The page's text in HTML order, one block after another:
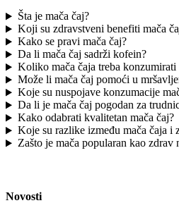
Šta je mača čaj?
Koji su zdravstveni benefiti mača
Kako se pravi mača čaj?
Da li mača čaj sadrži kofein?
Koliko mača čaja treba konzumirati
Može li mača čaj pomoći u
Koje su nuspojave konzumacije
Da li je mača čaj pogodan za
Kako odabrati kvalitetan mača čaj?
Koje su razlike između mača čaja i
Zašto je mača popularan kao zdrav
Novosti